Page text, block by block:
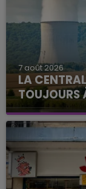
7 août 2026
LA
TOUJOURS
Cela fait déjà
nucléaire
justifiée par
présente.